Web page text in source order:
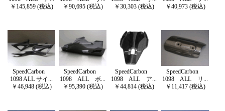
￥145,859 (税込)
￥90,695 (税込)
￥30,303 (税込)
￥40,973 (税込)
SpeedCarbon
1098 ALL サイ...
￥46,948 (税込)
SpeedCarbon
1098 ALL ボ...
￥95,390 (税込)
SpeedCarbon
1098 ALL ア...
￥44,814 (税込)
SpeedCarbon
1098 ALL リ...
￥11,417 (税込)